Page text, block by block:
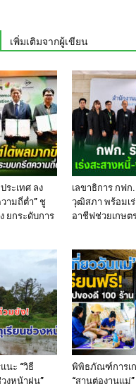
เพิ่มเติมจากผู้เขียน
ระเทศ ลง
ามถี่ต่ำ” ชู
ยกระดับการ
เลขาธิการ กฟก
วุฒิสภา พร้อมเร่
อาชีฟช่วยเกษต
นะ “วิธี
งหน้าฝน”
พิพิธภัณฑ์การเก
“สานต่องานแม่